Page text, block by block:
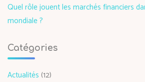
Quel rôle jouent les marchés financiers
mondiale ?
Catégories
Actualités (12)